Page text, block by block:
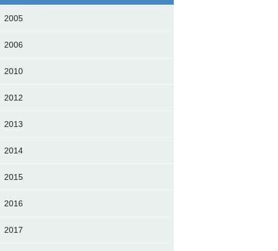
2005
2006
2010
2012
2013
2014
2015
2016
2017